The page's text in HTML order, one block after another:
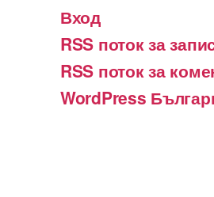
Вход
RSS поток за
RSS поток за
WordPress